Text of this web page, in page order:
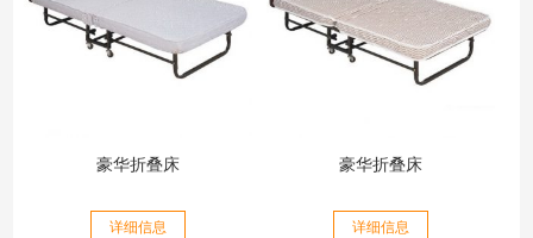
豪华折叠床
详细信息
豪华折叠床
详细信息